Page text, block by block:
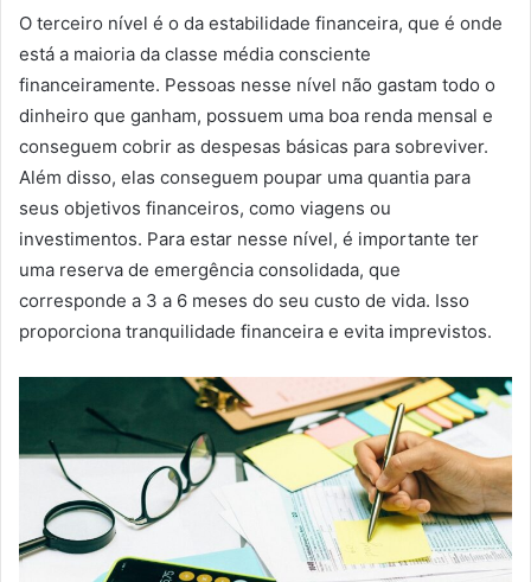
O terceiro nível é o da estabilidade financeira, que é onde
está a maioria da classe média consciente
financeiramente. Pessoas nesse nível não gastam todo o
dinheiro que ganham, possuem uma boa renda mensal e
conseguem cobrir as despesas básicas para sobreviver.
Além disso, elas conseguem poupar uma quantia para
seus objetivos financeiros, como viagens ou
investimentos. Para estar nesse nível, é importante ter
uma reserva de emergência consolidada, que
corresponde a 3 a 6 meses do seu custo de vida. Isso
proporciona tranquilidade financeira e evita imprevistos.